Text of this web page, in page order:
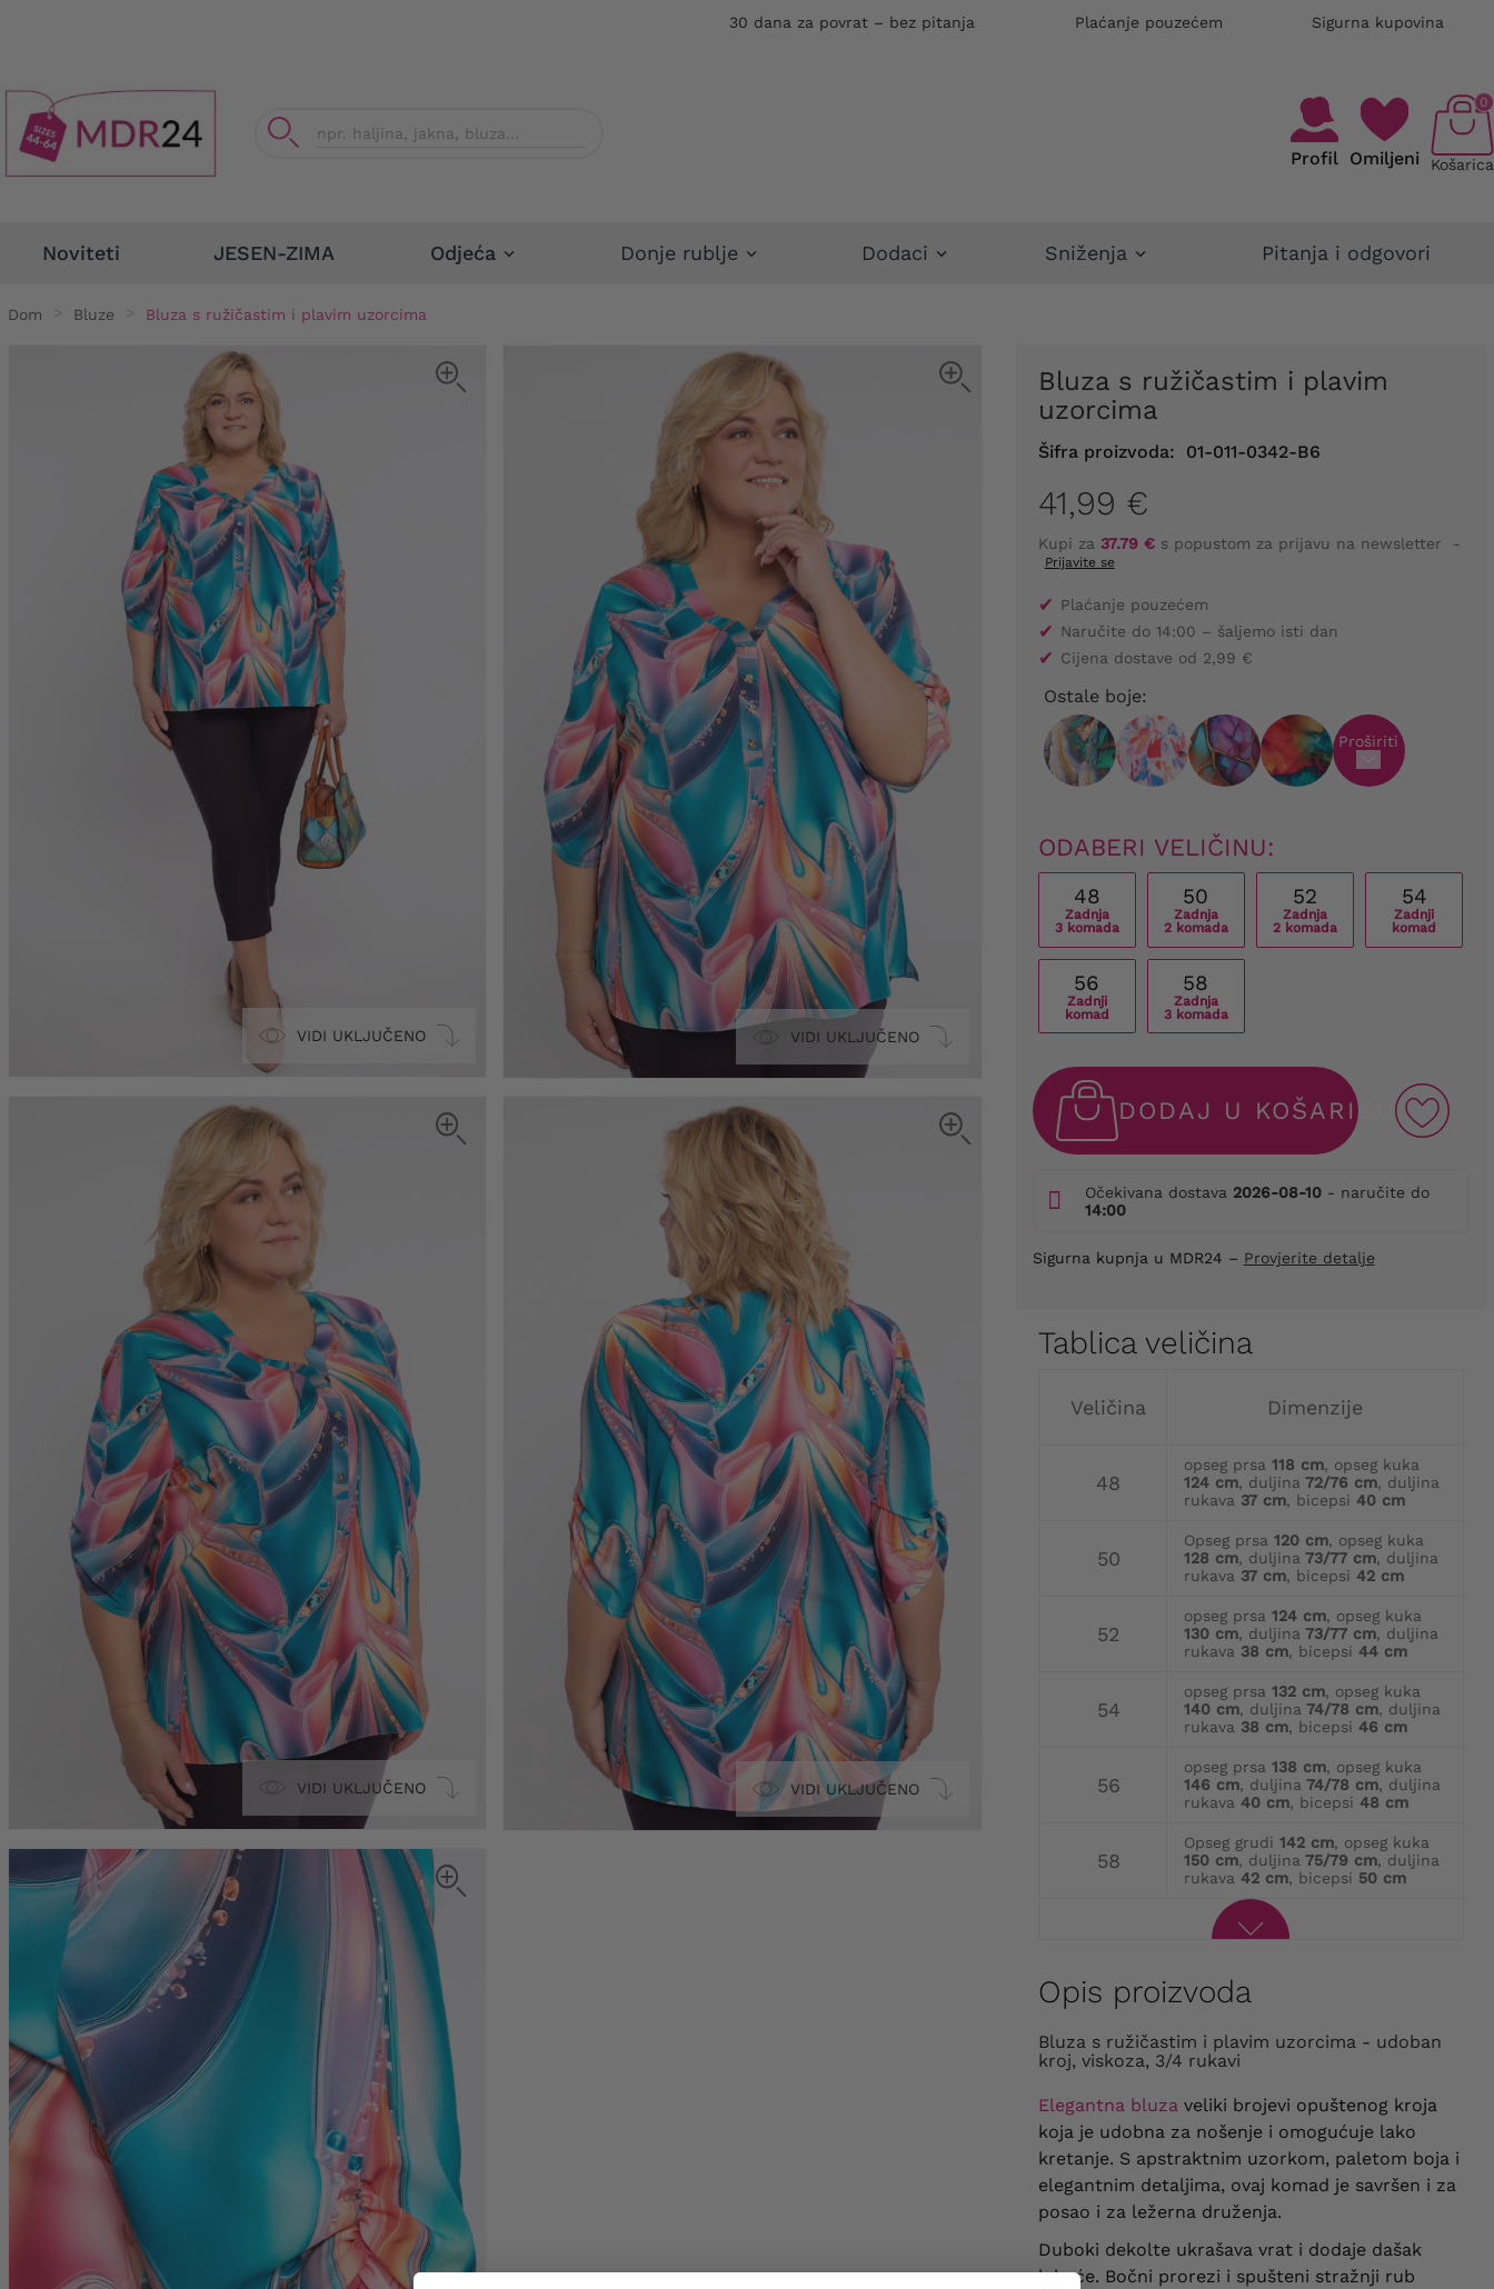
30 dana za povrat – bez pitanja Plaćanje pouzećem Sigurna kupovina
Profil Omiljeni Košarica
0
Noviteti JESEN-ZIMA Odjeća Donje rublje Dodaci Sniženja Pitanja i odgovori
Dom Bluze Bluza s ružičastim i plavim uzorcima
VIDI UKLJUČENO VIDI UKLJUČENO
VIDI UKLJUČENO VIDI UKLJUČENO
Bluza s ružičastim i plavim
uzorcima
Šifra proizvoda: 01-011-0342-B6
41,99 €
Kupi za 37.79 €s popustom za prijavu na newsletter -
Prijavite se
✔ Plaćanje pouzećem
✔ Naručite do 14:00 – šaljemo isti dan
✔ Cijena dostave od 2,99 €
Ostale boje:
Proširiti
ODABERI VELIČINU:
48
Zadnja
3 komada
50
Zadnja
2 komada
52
Zadnja
2 komada
54
Zadnji
komad
56
Zadnji
komad
58
Zadnja
3 komada
DODAJ U KOŠARICU
Očekivana dostava 2026-08-10- naručite do
14:00
Sigurna kupnja u MDR24 – Provjerite detalje
Tablica veličina
Veličina Dimenzije
48
opseg prsa 118 cm, opseg kuka
124 cm, duljina 72/76 cm, duljina
rukava 37 cm, bicepsi 40 cm
50
Opseg prsa 120 cm, opseg kuka
128 cm, duljina 73/77 cm, duljina
rukava 37 cm, bicepsi 42 cm
52
opseg prsa 124 cm, opseg kuka
130 cm, duljina 73/77 cm, duljina
rukava 38 cm, bicepsi 44 cm
54
opseg prsa 132 cm, opseg kuka
140 cm, duljina 74/78 cm, duljina
rukava 38 cm, bicepsi 46 cm
56
opseg prsa 138 cm, opseg kuka
146 cm, duljina 74/78 cm, duljina
rukava 40 cm, bicepsi 48 cm
58
Opseg grudi 142 cm, opseg kuka
150 cm, duljina 75/79 cm, duljina
rukava 42 cm, bicepsi 50 cm
Opis proizvoda
Bluza s ružičastim i plavim uzorcima - udoban
kroj, viskoza, 3/4 rukavi
Elegantna bluzaveliki brojevi opuštenog kroja
koja je udobna za nošenje i omogućuje lako
kretanje. S apstraktnim uzorkom, paletom boja i
elegantnim detaljima, ovaj komad je savršen i za
posao i za ležerna druženja.
Duboki dekolte ukrašava vrat i dodaje dašak
lakoće. Bočni prorezi i spušteni stražnji rub